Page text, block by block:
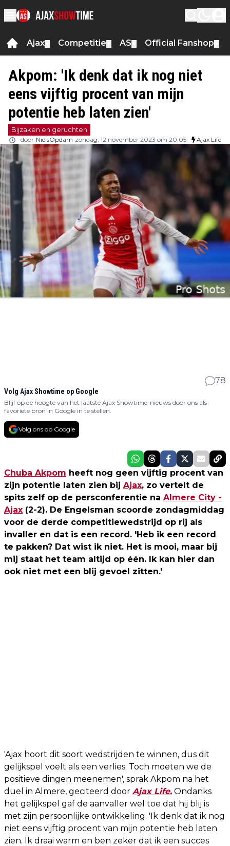
Ajax Competitie AS Official Fanshop
Akpom: 'Ik denk dat ik nog niet
eens vijftig procent van mijn
potentie heb laten zien'
Bijzaken en geruchten
door NielsOpdam zondag, 12 november 2023 om 20:05 Ajax Life
78
Volg Ajax Showtime op Google
Blijf op de hoogte van het laatste Ajax Showtime-nieuws door ons als
favoriete bron in Google in te stellen.
Volg ons op Google
Chuba Akpom heeft nog geen vijftig procent van
zijn potentie laten zien bij Ajax, zo vertelt de
spits zelf op de persconferentie na Almere City -
Ajax (2-2). De Engelsman scoorde zondagmiddag
voor de derde competitiewedstrijd op rij als
invaller en dat is een record. 'Heb ik een record
te pakken? Dat wist ik niet. Het is mooi, maar bij
mij staat het team altijd op één. Ik kan hier dan
ook niet met een blij gevoel zitten.'
'Ajax hoort dit soort wedstrijden te winnen, dus dit
gelijkspel voelt als een verlies. Toch moeten we de
positieve dingen meenemen', sprak Akpom na het
duel in Almere, geciteerd door Ajax Life. Ondanks
het gelijkspel gaf de aanvaller wel toe dat hij blij is
met zijn persoonlijke ontwikkeling. 'Ik denk dat ik nog
niet eens vijftig procent van mijn potentie heb laten
zien. Ik draai warm en ben zeker dat ik een succes